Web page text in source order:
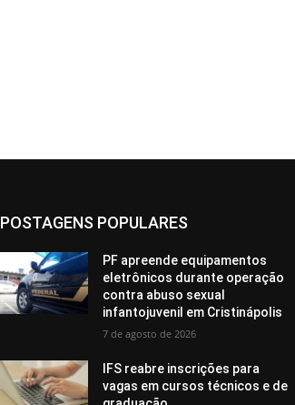
POSTAGENS POPULARES
PF apreende equipamentos
eletrônicos durante operação
contra abuso sexual
infantojuvenil em Cristinápolis
7 de agosto de 2026
IFS reabre inscrições para
vagas em cursos técnicos e de